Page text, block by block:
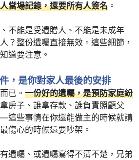
當場記錄，還要所有人簽名 。
不能是受遺贈人、不能是未成年
？整份遺囑直接無效。這些細節，
道要注意。
，是你對家人最後的安排
已。 一份好的遺囑，是預防家庭紛
拿房子、誰拿存款、誰負責照顧父
這些事情在你還能做主的時候就講
傷心的時候還要吵架。
遺囑、或遺囑寫得不清不楚，兄弟